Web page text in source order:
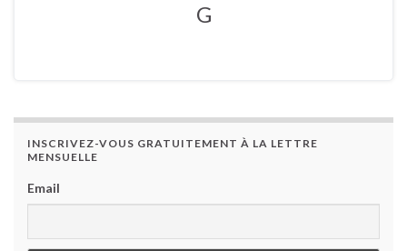
G
INSCRIVEZ-VOUS GRATUITEMENT À LA LETTRE
MENSUELLE
Email